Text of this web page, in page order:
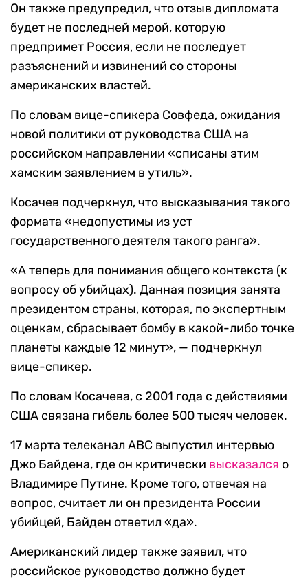
Он также предупредил, что отзыв дипломата
будет не последней мерой, которую
предпримет Россия, если не последует
разъяснений и извинений со стороны
американских властей.
По словам вице-спикера Совфеда, ожидания
новой политики от руководства США на
российском направлении «списаны этим
хамским заявлением в утиль».
Косачев подчеркнул, что высказывания такого
формата «недопустимы из уст
государственного деятеля такого ранга».
«А теперь для понимания общего контекста (к
вопросу об убийцах). Данная позиция занята
президентом страны, которая, по экспертным
оценкам, сбрасывает бомбу в какой-либо точке
планеты каждые 12 минут», — подчеркнул
вице-спикер.
По словам Косачева, с 2001 года с действиями
США связана гибель более 500 тысяч человек.
17 марта телеканал ABC выпустил интервью
Джо Байдена, где он критически высказался о
Владимире Путине. Кроме того, отвечая на
вопрос, считает ли он президента России
убийцей, Байден ответил «да».
Американский лидер также заявил, что
российское руководство должно будет